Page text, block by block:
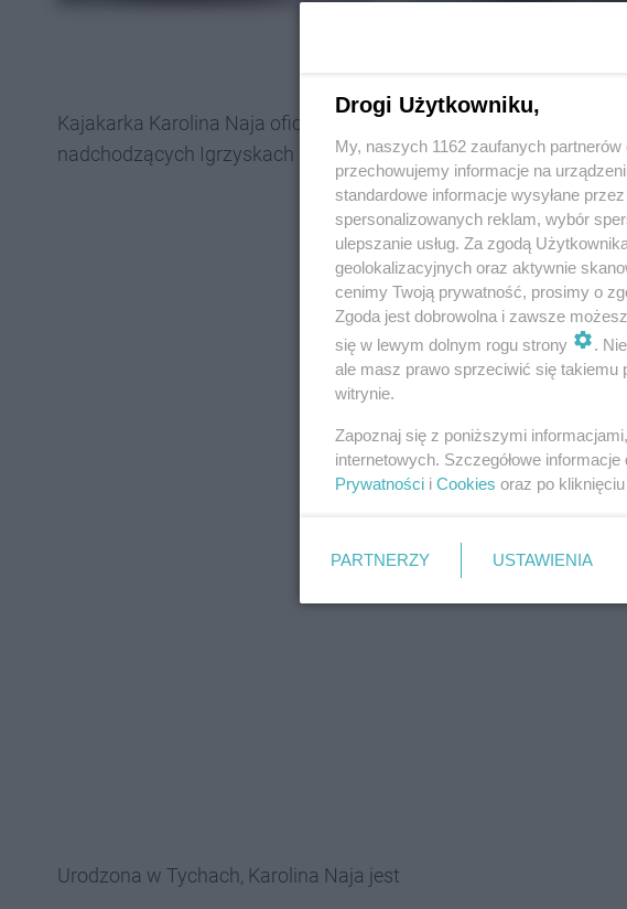
Kajakarka Karolina Naja oficjalnie potwierdziła na swoim koncie
nadchodzących Igrzyskach Olimpijskich.
Urodzona w Tychach, Karolina Naja jest
Drogi Użytkowniku,
My, naszych 1162 zaufanych
przechowujemy informacje na
standardowe informacje wysyłane
spersonalizowanych reklam, wybór
ulepszanie usług. Za zgodą
geolokalizacyjnych oraz aktywnie
cenimy Twoją prywatność, prosimy o
Zgoda jest dobrowolna i zawsze
się w lewym dolnym rogu strony
.
ale masz prawo sprzeciwić się takiemu
witrynie.
Zapoznaj się z poniższymi
internetowych. Szczegółowe
Prywatności i Cookies oraz po kliknięciu
PARTNERZY USTAWIENIA